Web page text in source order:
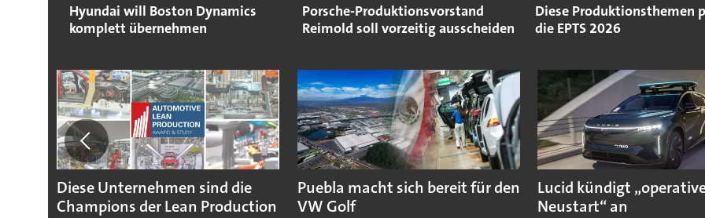
Hyundai will Boston Dynamics
komplett übernehmen
Porsche-Produktionsvorstand
Reimold soll vorzeitig ausscheiden
Diese Produktionsthemen
die EPTS 2026
Diese Unternehmen sind die
Champions der Lean Production
Puebla macht sich bereit für den
VW Golf
Lucid kündigt
Neustart“ an